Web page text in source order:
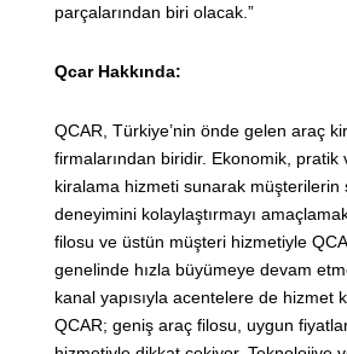
parçalarından biri olacak.”
Qcar Hakkında:
QCAR, Türkiye’nin önde gelen araç
firmalarından biridir. Ekonomik, pratik
kiralama hizmeti sunarak müşterilerin
deneyimini kolaylaştırmayı
filosu ve üstün müşteri hizmetiyle
genelinde hızla büyümeye devam
kanal yapısıyla acentelere de hizmet
QCAR; geniş araç filosu, uygun